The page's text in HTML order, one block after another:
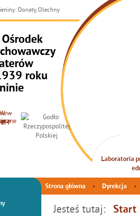
roku
Donaty, Olechny
Strona główna Dyrekcja
Jesteś tutaj: Start